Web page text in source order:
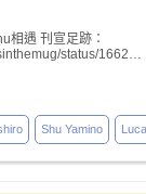
相遇 刊宣足跡：
https://twitter.com/pulpsinthemug/status/1662823
Shu Yamino